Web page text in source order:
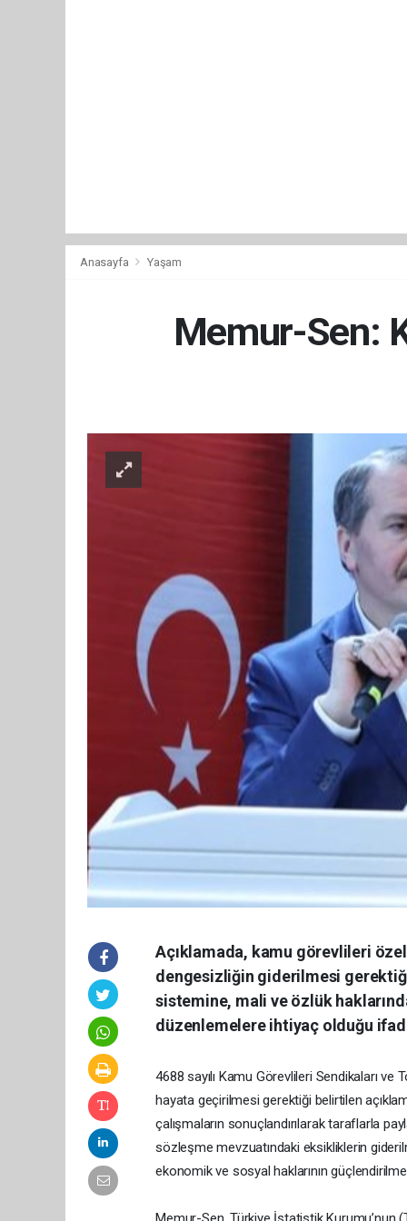
Anasayfa Yaşam
Memur-Sen:
Açıklamada, kamu görevlileri
dengesizliğin giderilmesi
sistemine, mali ve özlük
düzenlemelere ihtiyaç olduğu
4688 sayılı Kamu Görevlileri Sendikaları
hayata geçirilmesi gerektiği belirtilen
çalışmaların sonuçlandırılarak taraflarla
sözleşme mevzuatındaki eksikliklerin
ekonomik ve sosyal haklarının